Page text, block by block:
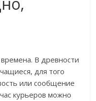
В древности
для того
или сообщение
курьеров можно